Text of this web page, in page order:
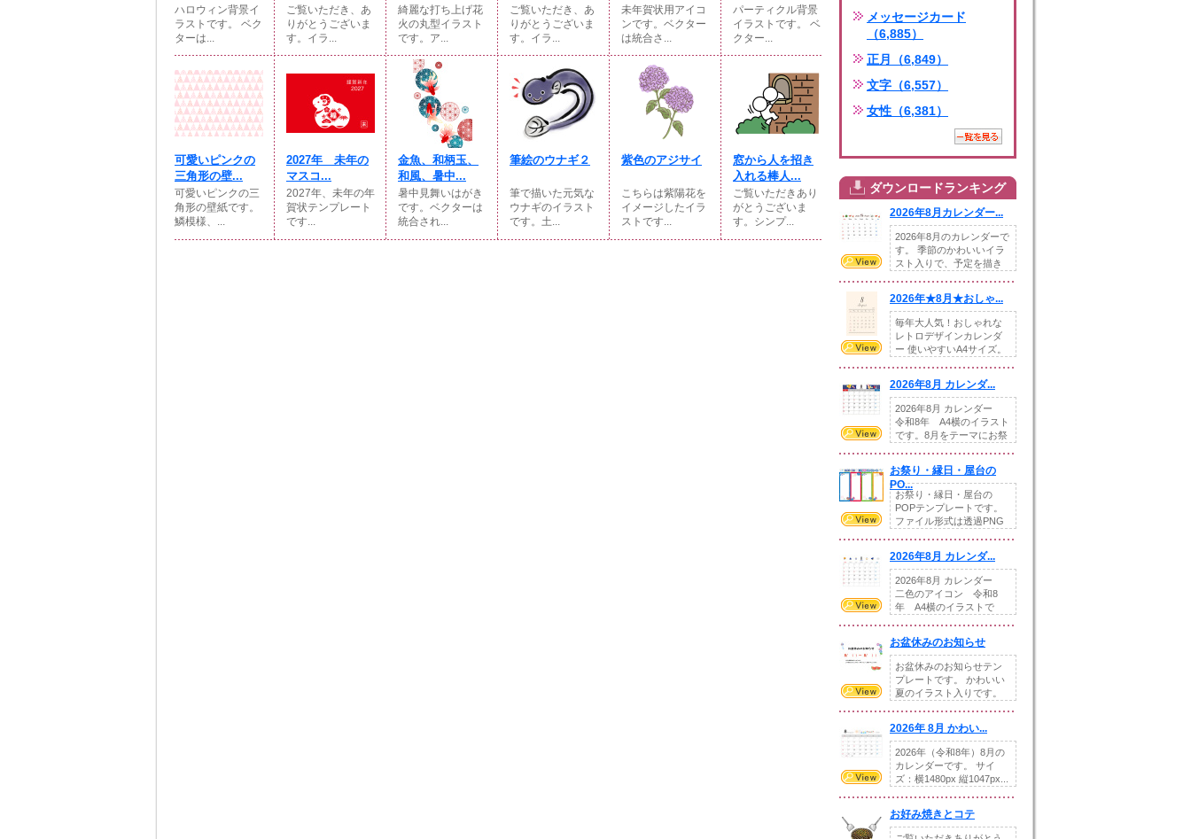
ハロウィン背景イ
ラストです。 ベク
ターは...
ご覧いただき、あ
りがとうございま
す。イラ...
綺麗な打ち上げ花
火の丸型イラスト
です。ア...
ご覧いただき、あ
りがとうございま
す。イラ...
未年賀状用アイコ
ンです。ベクター
は統合さ...
パーティクル背景
イラストです。 ベ
クター...
可愛いピンクの
三角形の壁...
可愛いピンクの三
角形の壁紙です。
鱗模様、...
2027年 未年の
マスコ...
2027年、未年の年
賀状テンプレート
です...
金魚、和柄玉、
和風、暑中...
暑中見舞いはがき
です。ベクターは
統合され...
筆絵のウナギ２
筆で描いた元気な
ウナギのイラスト
です。土...
紫色のアジサイ
こちらは紫陽花を
イメージしたイラ
ストです...
窓から人を招き
入れる棒人...
ご覧いただきあり
がとうございま
す。シンプ...
メッセージカード
（6,885）
正月（6,849）
文字（6,557）
女性（6,381）
ダウンロードランキング
2026年8月カレンダー...
2026年8月のカレンダーで
す。 季節のかわいいイラ
スト入りで、予定を描き
2026年★8月★おしゃ...
毎年大人気！おしゃれな
レトロデザインカレンダ
ー 使いやすいA4サイズ。
2026年8月 カレンダ...
2026年8月 カレンダー
令和8年 A4横のイラスト
です。8月をテーマにお祭
お祭り・縁日・屋台の
PO...
お祭り・縁日・屋台の
POPテンプレートです。
ファイル形式は透過PNG
2026年8月 カレンダ...
2026年8月 カレンダー
二色のアイコン 令和8
年 A4横のイラストで
お盆休みのお知らせ
お盆休みのお知らせテン
プレートです。 かわいい
夏のイラスト入りです。
2026年 8月 かわい...
2026年（令和8年）8月の
カレンダーです。 サイ
ズ：横1480px 縦1047px...
お好み焼きとコテ